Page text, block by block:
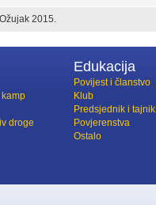
2015.
droge
Edukacija
Povijest i članstvo
Klub
Predsjednik i tajnik
Povjerenstva
Ostalo